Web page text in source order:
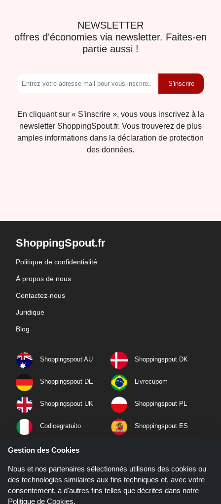
NEWSLETTER
offres d'économies via newsletter. Faites-en
partie aussi !
S'inscrire
En cliquant sur « S'inscrire », vous vous inscrivez à la
newsletter ShoppingSpout.fr. Vous trouverez de plus
amples informations dans la déclaration de protection
des données.
ShoppingSpout.fr
Politique de confidentialité
À propos de nous
Contactez-nous
Juridique
Blog
Shoppingspout AU Shoppingspout DK
Shoppingspout DE Livrecupom
Shoppingspout UK Shoppingspout PL
Codicegratuito Shoppingspout ES
Shoppingspout NL
Shoppingspout PT Shoppingspout NO
Gestion des Cookies
Nous et nos partenaires sélectionnés utilisons des cookies ou
des technologies similaires aux fins techniques et, avec votre
consentement, à d'autres fins telles que décrites dans notre
Politique de Cookies.